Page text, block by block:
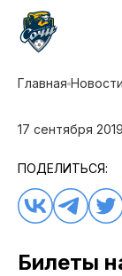
Главная Новости
17 сентября
ПОДЕЛИТЬСЯ:
Билеты